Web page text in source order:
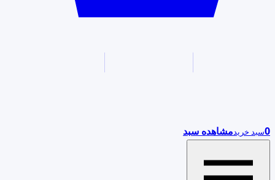
0سبد خریدمشاهده سبد